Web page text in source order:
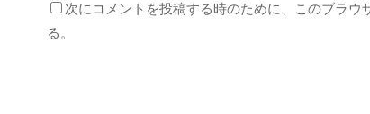
次にコメントを投稿する時のために、このブラ
る。